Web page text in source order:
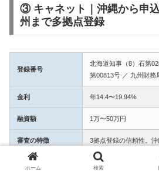
③ キャネット｜沖縄から申
州まで多拠点登録
登録番号
北海道知事（8）石第
第00813号 ／ 九州財務
金利 年14.4〜19.94%
融資額 1万〜50万円
審査の特徴 3拠点登録の信頼性。
ホーム 検索